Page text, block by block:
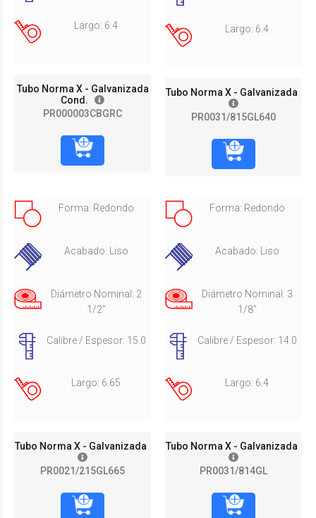
Largo: 6.4
Tubo Norma X - Galvanizada
Cond.
PR000003CBGRC
Largo: 6.4
Tubo Norma X - Galvanizada
PR0031/815GL640
Forma: Redondo
Acabado: Liso
Diámetro Nominal: 2
1/2"
Calibre / Espesor: 15.0
Largo: 6.65
Tubo Norma X - Galvanizada
PR0021/215GL665
Forma: Redondo
Acabado: Liso
Diámetro Nominal: 3
1/8"
Calibre / Espesor: 14.0
Largo: 6.4
Tubo Norma X - Galvanizada
PR0031/814GL